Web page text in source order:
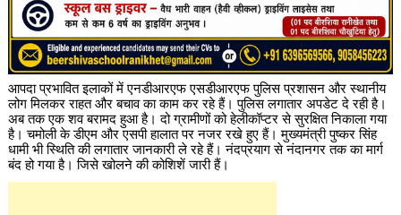
आपदा प्रभावित इलाकों में एनडीआरएफ एसडीआरएफ पुलिस प्रशासन और स्थानीय
लोग मिलकर राहत और बचाव का काम कर रहे हैं। पुलिस लगातार अपडेट दे रही है।
अब तक एक शव बरामद हुआ है। दो ग्रामीणों को हेलीकॉप्टर से सुरक्षित निकाला गया
है। चमोली के डीएम और एसपी हालात पर नजर रखे हुए हैं। मुख्यमंत्री पुष्कर सिंह
धामी भी स्थिति की लगातार जानकारी ले रहे हैं। नंदप्रयाग से नंदानगर तक का मार्ग
बंद हो गया है। जिसे खोलने की कोशिशें जारी हैं।